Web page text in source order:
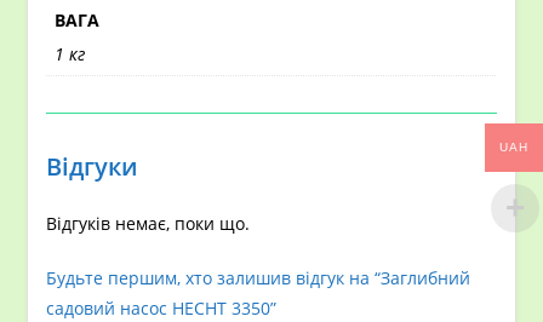
ВАГА
1 кг
Відгуки
Відгуків немає, поки що.
Будьте першим, хто залишив відгук на “Заглибний
садовий насос HECHT 3350”
UAH